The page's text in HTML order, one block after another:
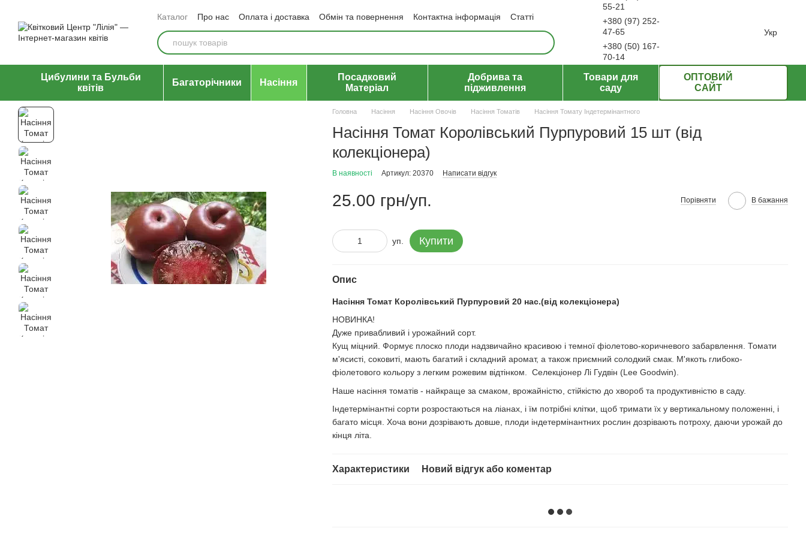
Каталог Про нас Оплата і доставка Обмін та повернення Контактна інформація
Статті
Відгуки про магазин
Угода користувача Політика конфіденційності Договір публічної оферти
55-21
+380 (97) 252-
47-65
+380 (50) 167-
70-14
Укр
Цибулини та Бульби
квітів
Багаторічники Насіння
Посадковий
Матеріал
Добрива та
підживлення
Товари для
саду
ОПТОВИЙ
САЙТ
Головна Насіння Насіння Овочів Насіння Томатів Насіння Томату Індетермінантного
Насіння Томат Королівський Пурпуровий 15 шт (від
колекціонера)
В наявності Артикул: 20370 Написати відгук
25.00 грн/уп. Порівняти В бажання
уп. Купити
Опис
Насіння Томат Королівський Пурпуровий 20 нас.(від колекціонера)
НОВИНКА!
Дуже привабливий і урожайний сорт.
Кущ міцний. Формує плоско плоди надзвичайно красивою і темної фіолетово-коричневого забарвлення. Томати
м'ясисті, соковиті, мають багатий і складний аромат, а також приємний солодкий смак. М'якоть глибоко-
фіолетового кольору з легким рожевим відтінком. Селекціонер Лі Гудвін (Lee Goodwin).
Наше насіння томатів - найкраще за смаком, врожайністю, стійкістю до хвороб та продуктивністю в саду.
Індетермінантні сорти розростаються на ліанах, і їм потрібні клітки, щоб тримати їх у вертикальному положенні, і
багато місця. Хоча вони дозрівають довше, плоди індетермінантних рослин дозрівають потроху, даючи урожай до
кінця літа.
Характеристики Новий відгук або коментар